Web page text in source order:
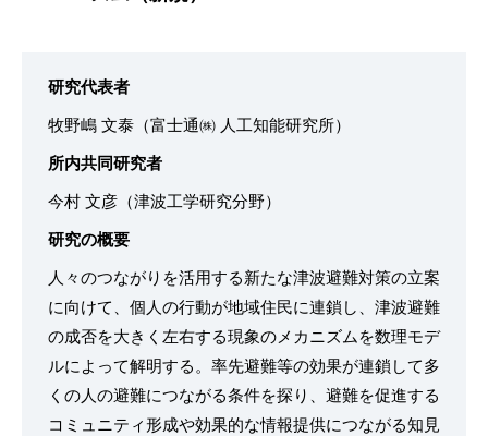
研究代表者
牧野嶋 文泰（富士通㈱ 人工知能研究所）
所内共同研究者
今村 文彦（津波工学研究分野）
研究の概要
人々のつながりを活用する新たな津波避難対策の立案
に向けて、個人の行動が地域住民に連鎖し、津波避難
の成否を大きく左右する現象のメカニズムを数理モデ
ルによって解明する。率先避難等の効果が連鎖して多
くの人の避難につながる条件を探り、避難を促進する
コミュニティ形成や効果的な情報提供につながる知見